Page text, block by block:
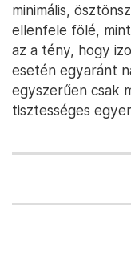
minimális,
ellenfele fölé,
az a tény, hogy
esetén egyaránt
egyszerűen csak
tisztességes